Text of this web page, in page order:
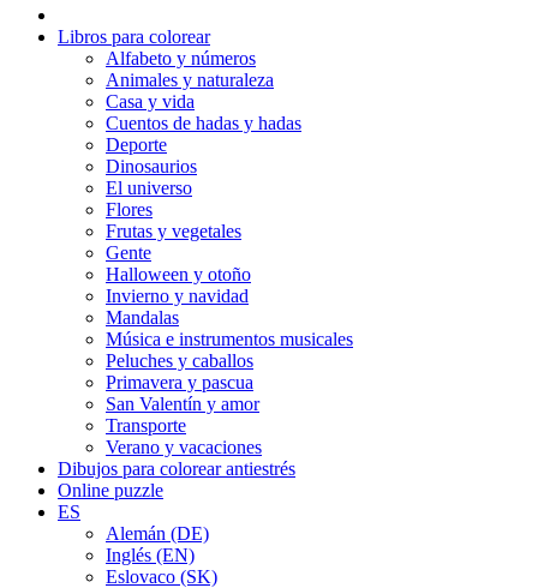
Libros para colorear
Alfabeto y números
Animales y naturaleza
Casa y vida
Cuentos de hadas y hadas
Deporte
Dinosaurios
El universo
Flores
Frutas y vegetales
Gente
Halloween y otoño
Invierno y navidad
Mandalas
Música e instrumentos musicales
Peluches y caballos
Primavera y pascua
San Valentín y amor
Transporte
Verano y vacaciones
Dibujos para colorear antiestrés
Online puzzle
ES
Alemán (DE)
Inglés (EN)
Eslovaco (SK)